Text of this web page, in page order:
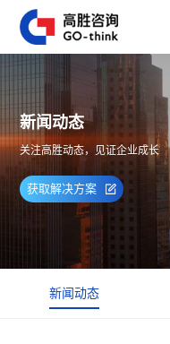
新闻动态
关注高胜动态，见证企业成长
获取解决方案
新闻动态